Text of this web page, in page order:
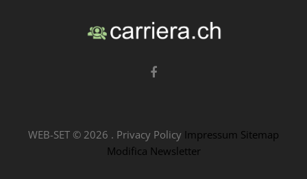
WEB-SET © 2026 . Privacy Policy Impressum Sitemap
Modifica Newsletter